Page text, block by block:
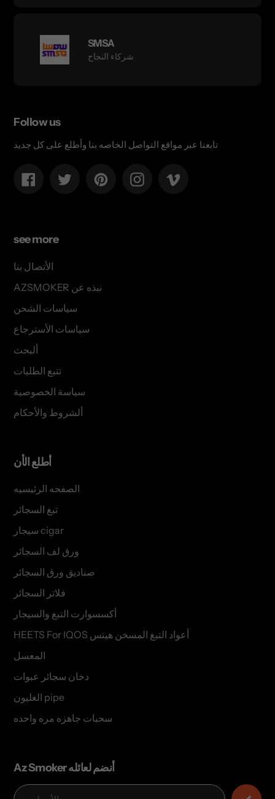
SMSA
شركاء النجاح
Follow us
تابعنا عبر مواقع التواصل الخاصه بنا وأطلع على كل جديد
Facebook Twitter PinterestInstagram
see more
الأتصال بنا
AZSMOKER نبذه عن
سياسات الشحن
سياسات الأسترجاع
ألبحث
تتبع الطلبات
سياسة الخصوصية
ألشروط والأحكام
أطلع الأن
الصفحه الرئيسيه
تبغ السجائر
سيجار cigar
ورق لف السجائر
صناديق ورق السجائر
فلاتر السجائر
أكسسوارت التبغ والسيجار
HEETS For IQOS أعواد التبغ المسخن هيتس
المعسل
دخان سجائر عبوات
الغليون pipe
سحبات جاهزه مره واحده
Az Smoker أنضم لعائله